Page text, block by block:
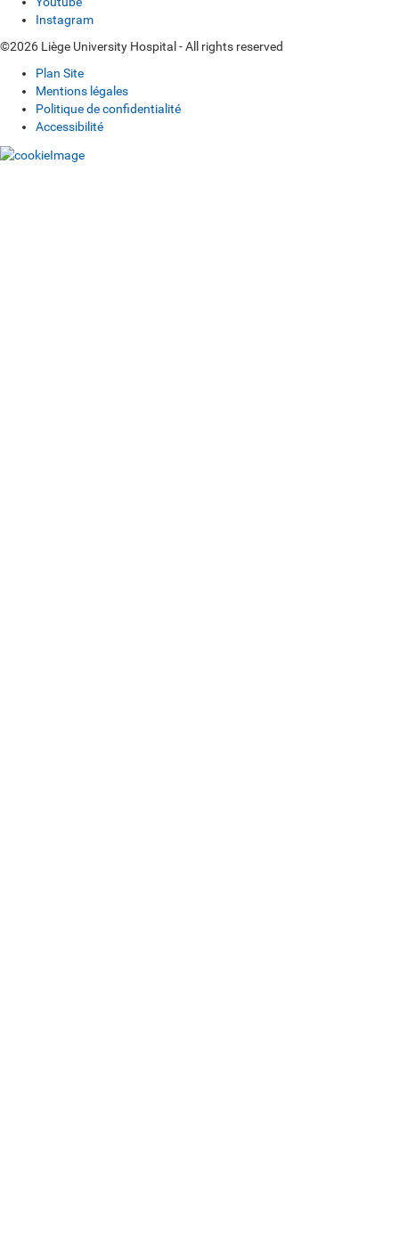
Instagram
©2026 Liège University Hospital - All rights reserved
Plan Site
Mentions légales
Politique de confidentialité
Accessibilité